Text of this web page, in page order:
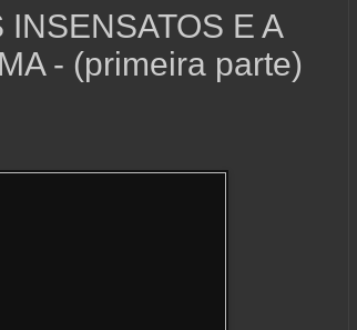
INSENSATOS E A
- (primeira parte)